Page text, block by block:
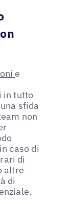
e
in tutto
sfida
non
caso di
di
altre
di